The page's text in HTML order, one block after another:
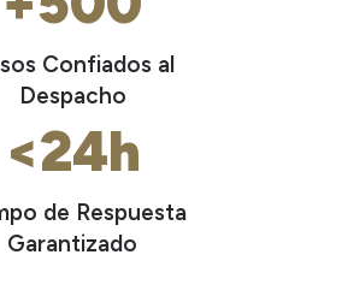
Confiados al
Despacho
<24h
de Respuesta
Garantizado